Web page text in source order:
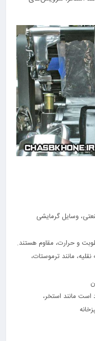
وسایل گرمایشی
و حرارت، مقاوم هستند.
مانند ترموستات،
مانند استخر،